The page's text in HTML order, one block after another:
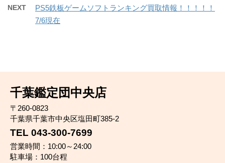
NEXT
PS5鉄板ゲームソフトランキング買取情報！！！！！
7/6現在
千葉鑑定団中央店
〒260-0823
千葉県千葉市中央区塩田町385-2
TEL 043-300-7699
営業時間：10:00～24:00
駐車場：100台程